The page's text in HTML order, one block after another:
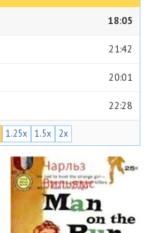
18:05
21:42
20:01
22:28
21:04
16:30
1.25x 1.5x 2x